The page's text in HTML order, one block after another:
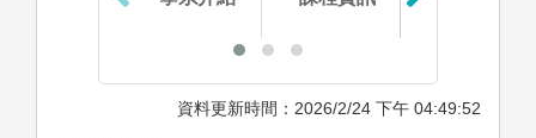
資料更新時間：2026/2/24 下午 04:49:52